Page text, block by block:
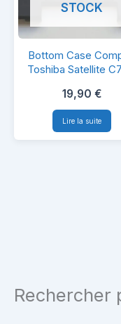
Rechercher
Bottom
Case
Complet
Toshiba
Satellite
STOCK
Bottom Case
Toshiba Satellite
19,90 €
Lire la suite